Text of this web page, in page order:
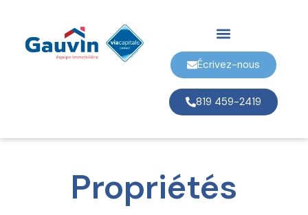
Écrivez-nous
819 459-2419
Propriétés